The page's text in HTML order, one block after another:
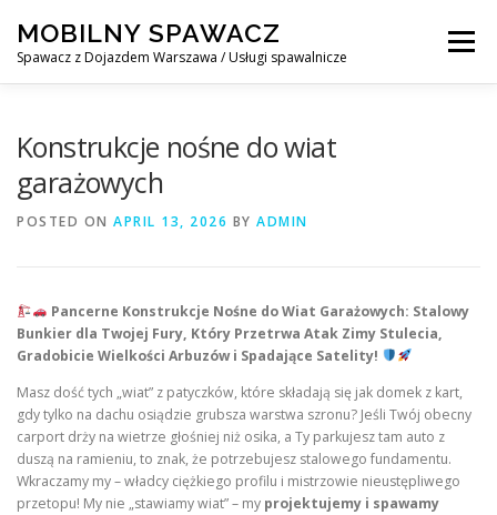
content
MOBILNY SPAWACZ
Spawacz z Dojazdem Warszawa / Usługi spawalnicze
Menu
Konstrukcje nośne do wiat
garażowych
POSTED ON APRIL 13, 2026 BY ADMIN
Pancerne Konstrukcje Nośne do Wiat Garażowych: Stalowy
Bunkier dla Twojej Fury, Który Przetrwa Atak Zimy Stulecia,
Gradobicie Wielkości Arbuzów i Spadające Satelity!
Masz dość tych „wiat” z patyczków, które składają się jak domek z kart,
gdy tylko na dachu osiądzie grubsza warstwa szronu? Jeśli Twój obecny
carport drży na wietrze głośniej niż osika, a Ty parkujesz tam auto z
duszą na ramieniu, to znak, że potrzebujesz stalowego fundamentu.
Wkraczamy my – władcy ciężkiego profilu i mistrzowie nieustępliwego
przetopu! My nie „stawiamy wiat” – my projektujemy i spawamy